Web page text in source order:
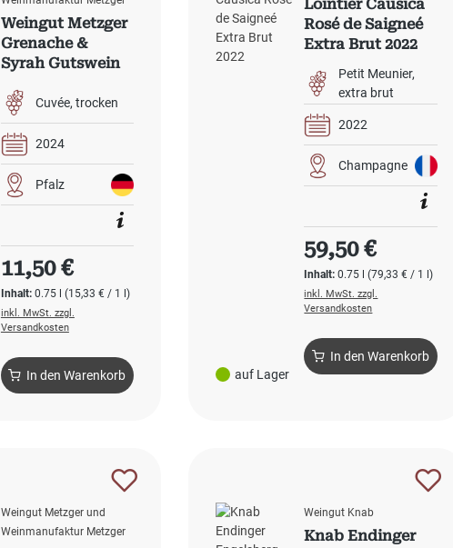
Weingut Metzger
Grenache &
Syrah Gutswein
Cuvée trocken
2024
Pfalz
Inhalt: 0.75 l (15,33 € / 1 l)
Regulärer Preis:
11,50 €
inkl. MwSt. zzgl.
Versandkosten
In den Warenkorb auf Lager
Lointier Causica
Rosé de Saigneé
Extra Brut 2022
Petit Meunier
extra brut
2022
Champagne
Inhalt:0.75 l(79,33 € / 1 l)
Regulärer Preis:
59,50 €
inkl. MwSt. zzgl.
Versandkosten
In den Warenkorb
Weingut Metzger und
Weinmanufaktur Metzger
Weingut Knab
Knab Endinger